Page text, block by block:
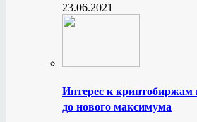
23.06.2021
Интерес к криптобиржам
до нового максимума